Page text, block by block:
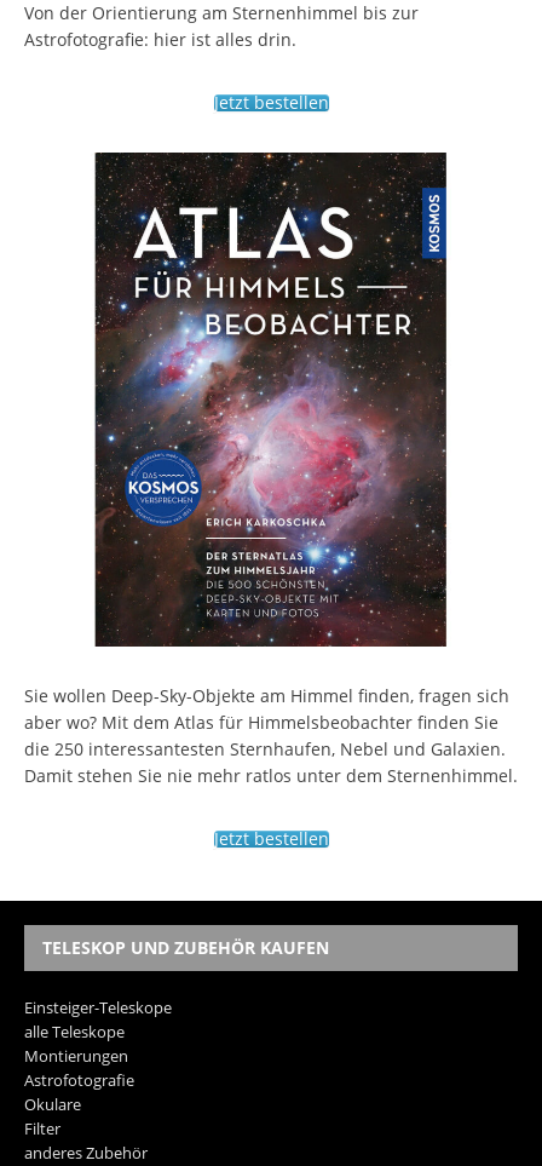
Von der Orientierung am Sternenhimmel bis zur
Astrofotografie: hier ist alles drin.
Jetzt bestellen
Sie wollen Deep-Sky-Objekte am Himmel finden, fragen sich
aber wo? Mit dem Atlas für Himmelsbeobachter finden Sie
die 250 interessantesten Sternhaufen, Nebel und Galaxien.
Damit stehen Sie nie mehr ratlos unter dem Sternenhimmel.
Jetzt bestellen
TELESKOP UND ZUBEHÖR KAUFEN
Einsteiger-Teleskope
alle Teleskope
Montierungen
Astrofotografie
Okulare
Filter
anderes Zubehör